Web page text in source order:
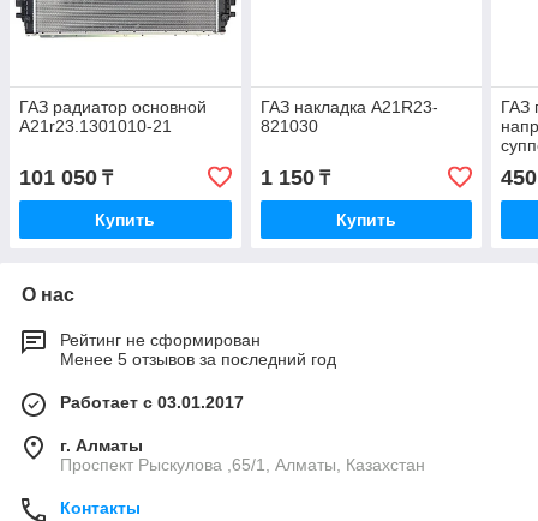
ГАЗ радиатор основной
A21r23.1301010-21
101 050 ₸
Купить
ГАЗ накладка А21R23-
821030
1 150₸
Купить
ГАЗ
450
О нас
Рейтинг не сформирован
Менее 5 отзывов за последний год
Работает с 03.01.2017
г. Алматы
Проспект Рыскулова ,65/1, Алматы, Казахстан
Контакты